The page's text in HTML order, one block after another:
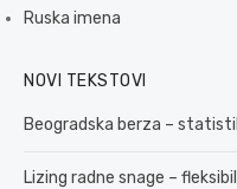
Ruska imena
NOVI TEKSTOVI
Beogradska berza –
Lizing radne snage –